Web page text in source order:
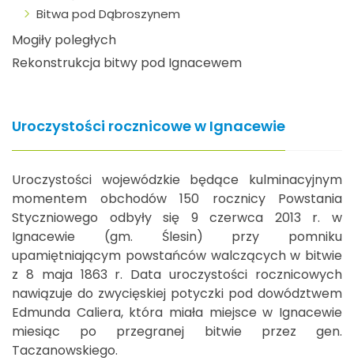
Bitwa pod Dąbroszynem
Mogiły poległych
Rekonstrukcja bitwy pod Ignacewem
Uroczystości rocznicowe w Ignacewie
Uroczystości wojewódzkie będące kulminacyjnym
momentem obchodów 150 rocznicy Powstania
Styczniowego odbyły się 9 czerwca 2013 r. w
Ignacewie (gm. Ślesin) przy pomniku
upamiętniającym powstańców walczących w bitwie
z 8 maja 1863 r. Data uroczystości rocznicowych
nawiązuje do zwycięskiej potyczki pod dowództwem
Edmunda Caliera, która miała miejsce w Ignacewie
miesiąc po przegranej bitwie przez gen.
Taczanowskiego.